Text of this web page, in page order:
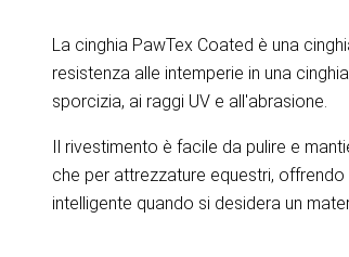
La cinghia PawTex Coated è una
resistenza alle intemperie in una
sporcizia, ai raggi UV e all'abrasione.
Il rivestimento è facile da pulire e
che per attrezzature equestri,
intelligente quando si desidera un